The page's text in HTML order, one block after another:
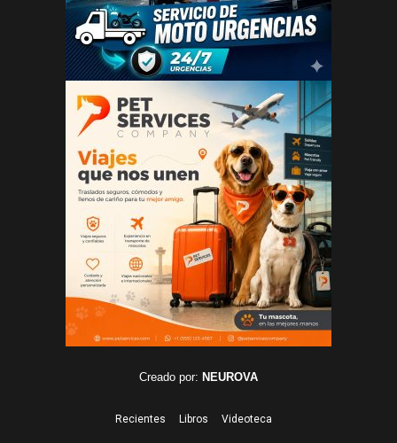
Creado por: NEUROVA
Recientes Libros Videoteca